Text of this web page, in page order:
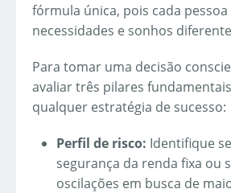
fórmula única, pois cada
necessidades e sonhos
Para tomar uma decisão
avaliar três pilares
qualquer estratégia de sucesso:
Perfil de risco: Identifique
segurança da renda fixa ou
oscilações em busca de